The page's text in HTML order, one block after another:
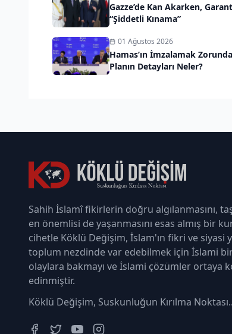
Gazze’de Kan Akarken,
“Şiddetli Kınama”
01 Ağustos 2026
Hamas’ın İmzalamak Zorunda
Planın Detayları Neler?
Sahih İslamî fikirlerin doğru algılanmasını,
en önemlisi de yaşanmasını esas almış bir
cihetle Köklü Değişim, İslam'ın fikri ve siyasi
toplum nezdinde var edebilmek için İslami bir
olaylara bakmayı ve İslami çözümler ortaya
edinmiştir.
Köklü Değişim, Suskunluğun Kırılma